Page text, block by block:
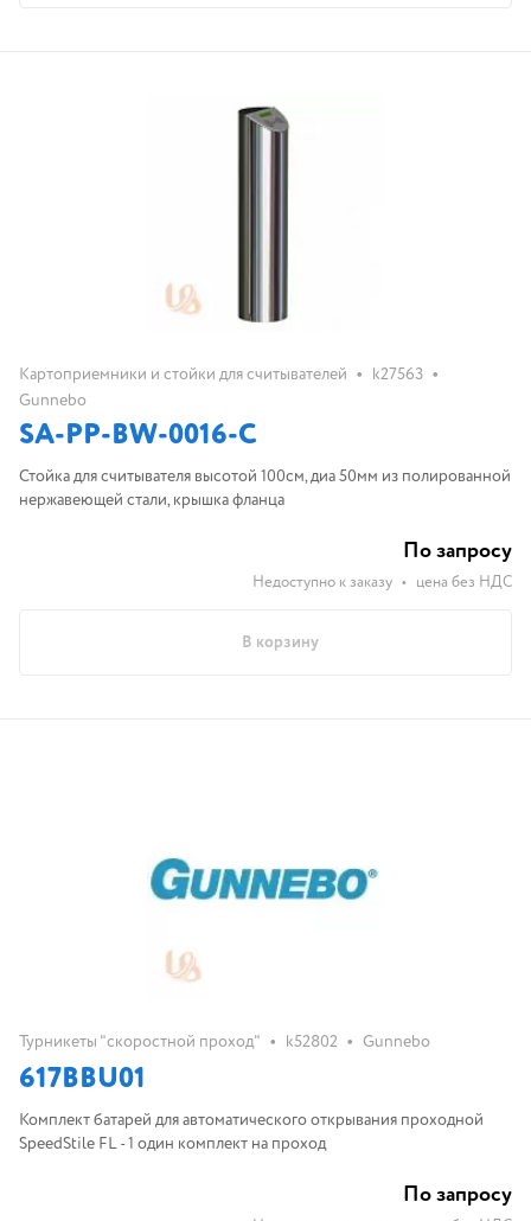
Картоприемники и стойки для считывателей • k27563 •
Gunnebo
SA-PP-BW-0016-C
Стойка для считывателя высотой 100см, диа 50мм из полированной
нержавеющей стали, крышка фланца
По запросу
Недоступно к заказу • цена без НДС
В корзину
Турникеты "скоростной проход" • k52802 • Gunnebo
617BBU01
Комплект батарей для автоматического открывания проходной
SpeedStile FL - 1 один комплект на проход
По запросу